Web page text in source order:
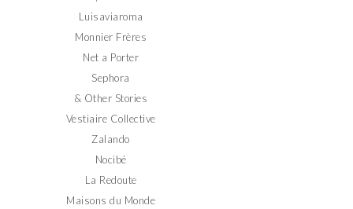
Luisaviaroma
Monnier Frères
Net a Porter
Sephora
& Other Stories
Vestiaire Collective
Zalando
Nocibé
La Redoute
Maisons du Monde